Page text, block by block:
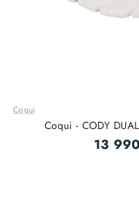
Coqui
Coqui - CODY
13